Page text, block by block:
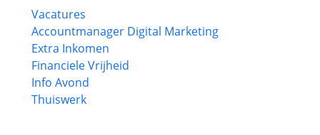
Vacatures
Accountmanager Digital Marketing
Extra Inkomen
Financiele Vrijheid
Info Avond
Thuiswerk